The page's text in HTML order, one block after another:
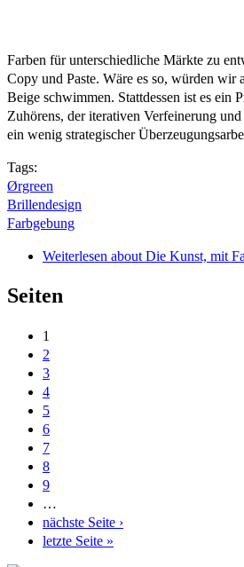
Farben für unterschiedliche Märkte zu
Copy und Paste. Wäre es so, würden wir
Beige schwimmen. Stattdessen ist es ein
Zuhörens, der iterativen Verfeinerung
ein wenig strategischer
Tags:
Ørgreen
Brillendesign
Farbgebung
Weiterlesen about Die Kunst, mit
Seiten
1
2
3
4
5
6
7
8
9
…
nächste Seite ›
letzte Seite »